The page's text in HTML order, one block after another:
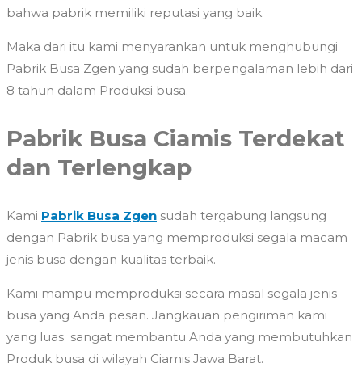
bahwa pabrik memiliki reputasi yang baik.
Maka dari itu kami menyarankan untuk menghubungi
Pabrik Busa Zgen yang sudah berpengalaman lebih dari
8 tahun dalam Produksi busa.
Pabrik Busa Ciamis Terdekat
dan Terlengkap
Kami Pabrik Busa Zgen sudah tergabung langsung
dengan Pabrik busa yang memproduksi segala macam
jenis busa dengan kualitas terbaik.
Kami mampu memproduksi secara masal segala jenis
busa yang Anda pesan. Jangkauan pengiriman kami
yang luas sangat membantu Anda yang membutuhkan
Produk busa di wilayah Ciamis Jawa Barat.